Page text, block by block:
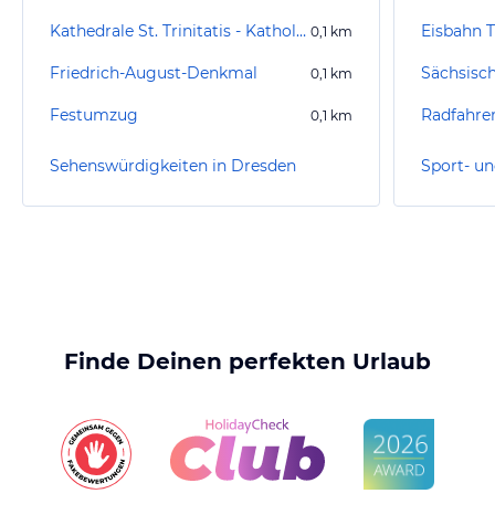
Kathedrale St. Trinitatis - Katholische Hofkirche 0,1 km
Friedrich-August-Denkmal 0,1 km
Festumzug 0,1 km
Sehenswürdigkeiten in Dresden
Finde Deinen perfekten Urlaub